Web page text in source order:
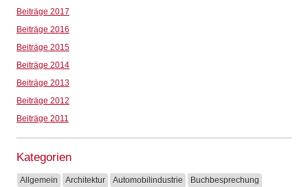
Beiträge 2017
Beiträge 2016
Beiträge 2015
Beiträge 2014
Beiträge 2013
Beiträge 2012
Beiträge 2011
Kategorien
Allgemein Architektur Automobilindustrie
Buchbesprechung